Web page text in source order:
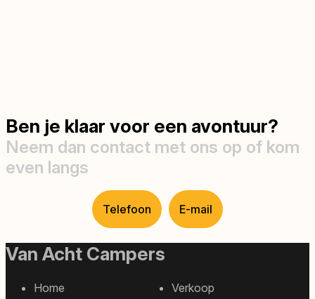
Ben je klaar voor een avontuur?
Neem dan contact met ons op of kom
even langs
Telefoon E-mail
Van Acht Campers
Home
Verkoop